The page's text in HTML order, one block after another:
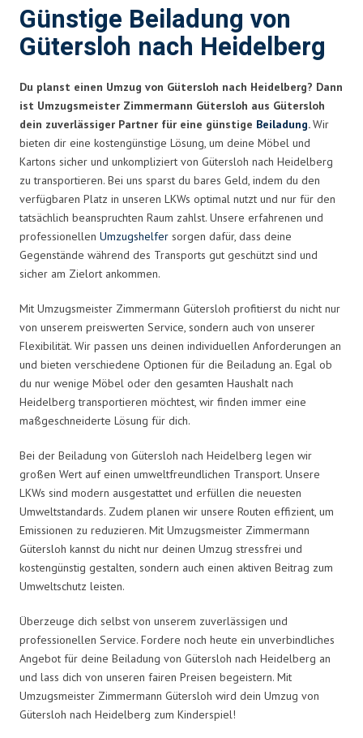
Günstige Beiladung von
Gütersloh nach Heidelberg
Du planst einen Umzug von Gütersloh nach Heidelberg? Dann
ist Umzugsmeister Zimmermann Gütersloh aus Gütersloh
dein zuverlässiger Partner für eine günstige Beiladung.Wir
bieten dir eine kostengünstige Lösung, um deine Möbel und
Kartons sicher und unkompliziert von Gütersloh nach Heidelberg
zu transportieren. Bei uns sparst du bares Geld, indem du den
verfügbaren Platz in unseren LKWs optimal nutzt und nur für den
tatsächlich beanspruchten Raum zahlst. Unsere erfahrenen und
professionellen Umzugshelfer sorgen dafür, dass deine
Gegenstände während des Transports gut geschützt sind und
sicher am Zielort ankommen.
Mit Umzugsmeister Zimmermann Gütersloh profitierst du nicht nur
von unserem preiswerten Service, sondern auch von unserer
Flexibilität. Wir passen uns deinen individuellen Anforderungen an
und bieten verschiedene Optionen für die Beiladung an. Egal ob
du nur wenige Möbel oder den gesamten Haushalt nach
Heidelberg transportieren möchtest, wir finden immer eine
maßgeschneiderte Lösung für dich.
Bei der Beiladung von Gütersloh nach Heidelberg legen wir
großen Wert auf einen umweltfreundlichen Transport. Unsere
LKWs sind modern ausgestattet und erfüllen die neuesten
Umweltstandards. Zudem planen wir unsere Routen effizient, um
Emissionen zu reduzieren. Mit Umzugsmeister Zimmermann
Gütersloh kannst du nicht nur deinen Umzug stressfrei und
kostengünstig gestalten, sondern auch einen aktiven Beitrag zum
Umweltschutz leisten.
Überzeuge dich selbst von unserem zuverlässigen und
professionellen Service. Fordere noch heute ein unverbindliches
Angebot für deine Beiladung von Gütersloh nach Heidelberg an
und lass dich von unseren fairen Preisen begeistern. Mit
Umzugsmeister Zimmermann Gütersloh wird dein Umzug von
Gütersloh nach Heidelberg zum Kinderspiel!